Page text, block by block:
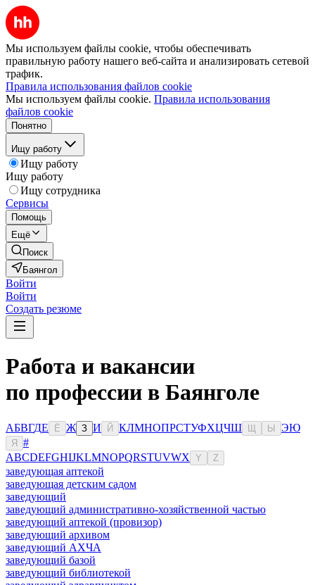
Мы используем файлы cookie, чтобы обеспечивать
правильную работу нашего веб-сайта и анализировать сетевой
трафик.
Правила использования файлов cookie
Мы используем файлы cookie. Правила использования
файлов cookie
Понятно
Ищу работу
Ищу работу
Ищу работу
Ищу сотрудника
Сервисы
Помощь
Ещё
Поиск
Баянгол
Войти
Войти
Создать резюме
Работа и вакансии
по профессии в Баянголе
АБВГДЕ Ё Ж З И Й КЛМНОПРСТУФХЦЧШ Ы ЭЮ
Я
#
ABCDEFGHIJKLMNOPQRSTUVWX Y Z
заведующая аптекой
заведующая детским садом
заведующий
заведующий административно-хозяйственной частью
заведующий аптекой (провизор)
заведующий архивом
заведующий АХЧА
заведующий базой
заведующий библиотекой